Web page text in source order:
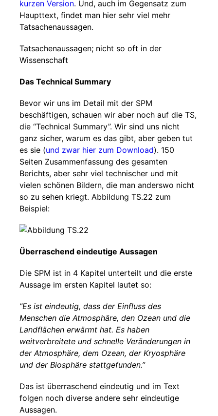
kurzen Version. Und, auch im Gegensatz zum
Haupttext, findet man hier sehr viel mehr
Tatsachenaussagen.
Tatsachenaussagen; nicht so oft in der
Wissenschaft
Das Technical Summary
Bevor wir uns im Detail mit der SPM
beschäftigen, schauen wir aber noch auf die TS,
die “Technical Summary”. Wir sind uns nicht
ganz sicher, warum es das gibt, aber geben tut
es sie (und zwar hier zum Download). 150
Seiten Zusammenfassung des gesamten
Berichts, aber sehr viel technischer und mit
vielen schönen Bildern, die man anderswo nicht
so zu sehen kriegt. Abbildung TS.22 zum
Beispiel:
Überraschend eindeutige Aussagen
Die SPM ist in 4 Kapitel unterteilt und die erste
Aussage im ersten Kapitel lautet so:
”Es ist eindeutig, dass der Einfluss des
Menschen die Atmosphäre, den Ozean und die
Landflächen erwärmt hat. Es haben
weitverbreitete und schnelle Veränderungen in
der Atmosphäre, dem Ozean, der Kryosphäre
und der Biosphäre stattgefunden.”
Das ist überraschend eindeutig und im Text
folgen noch diverse andere sehr eindeutige
Aussagen.